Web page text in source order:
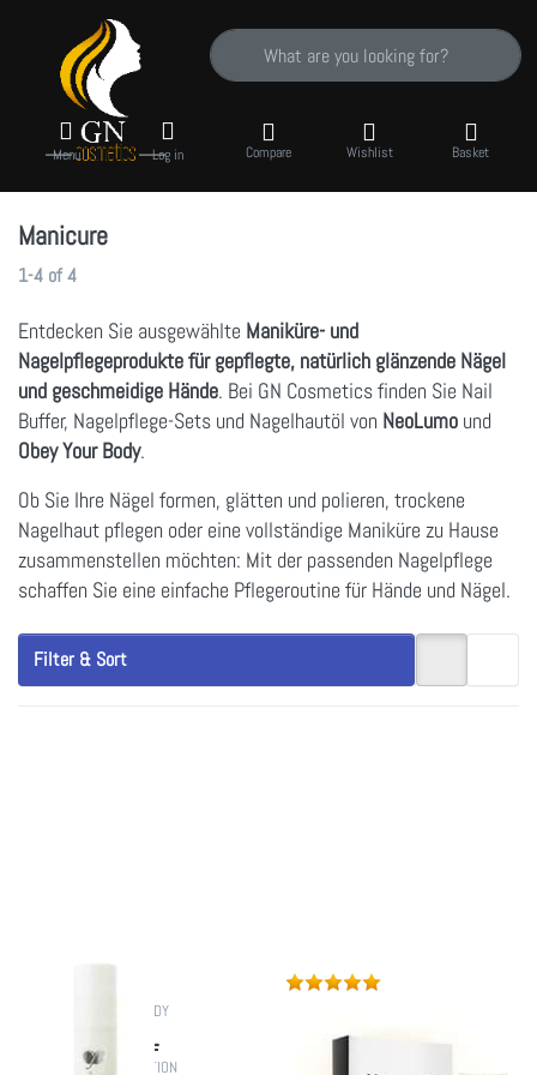
Enter a search term. Results will appear
Menu Log in Compare Wishlist Basket
Manicure
Search results:
1-4 of4
Entdecken Sie ausgewählte Maniküre- und
Nagelpflegeprodukte für gepflegte, natürlich glänzende Nägel
und geschmeidige Hände. Bei GN Cosmetics finden Sie Nail
Buffer, Nagelpflege-Sets und Nagelhautöl von NeoLumo und
Obey Your Body.
Ob Sie Ihre Nägel formen, glätten und polieren, trockene
Nagelhaut pflegen oder eine vollständige Maniküre zu Hause
zusammenstellen möchten: Mit der passenden Nagelpflege
schaffen Sie eine einfache Pflegeroutine für Hände und Nägel.
Filter & Sort
There are no reviews for this product yet.
LISTEN TO YOUR BODY
CUTICLE OIL
HAND AND BODY LOTION
NATURAL GLOW NAIL